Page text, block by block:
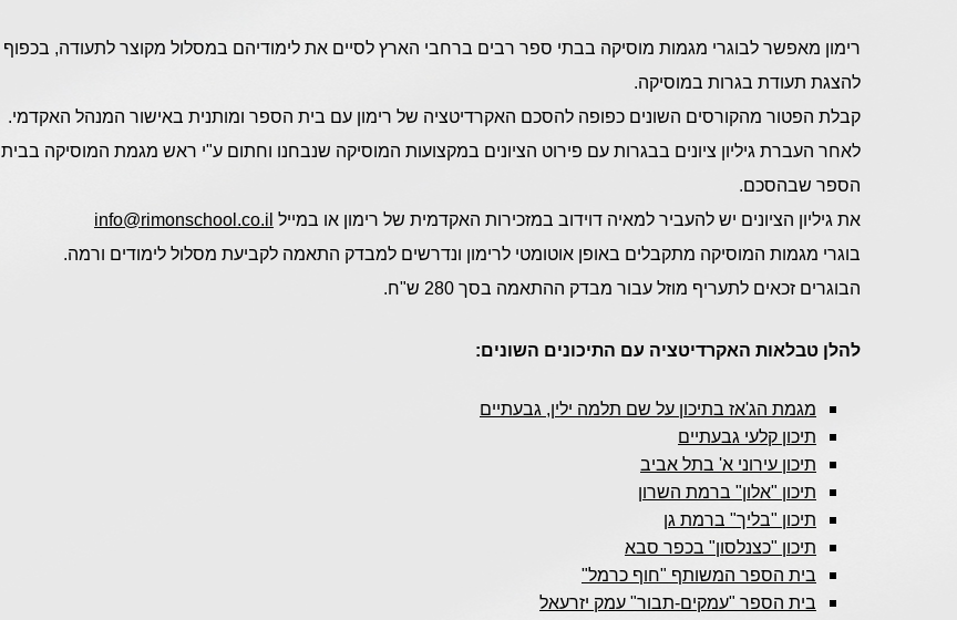
רימון מאפשר לבוגרי מגמות מוסיקה בבתי ספר רבים ברחבי הארץ לסיים את לימודיהם במסלול מקוצר לתעודה, בכפוף
להצגת תעודת בגרות במוסיקה.
קבלת הפטור מהקורסים השונים כפופה להסכם האקרדיטציה של רימון עם בית הספר ומותנית באישור המנהל האקדמי.
לאחר העברת גיליון ציונים בבגרות עם פירוט הציונים במקצועות המוסיקה שנבחנו וחתום ע"י ראש מגמת המוסיקה בבית
הספר שבהסכם.
את גיליון הציונים יש להעביר למאיה דוידוב במזכירות האקדמית של רימון או במייל info@rimonschool.co.il
בוגרי מגמות המוסיקה מתקבלים באופן אוטומטי לרימון ונדרשים למבדק התאמה לקביעת מסלול לימודים ורמה.
הבוגרים זכאים לתעריף מוזל עבור מבדק ההתאמה בסך 280 ש"ח.
להלן טבלאות האקרדיטציה עם התיכונים השונים:
מגמת הג'אז בתיכון על שם תלמה ילין, גבעתיים
תיכון קלעי גבעתיים
תיכון עירוני א' בתל אביב
תיכון "אלון" ברמת השרון
תיכון "בליך" ברמת גן
תיכון "כצנלסון" בכפר סבא
בית הספר המשותף "חוף כרמל"
בית הספר "עמקים-תבור" עמק יזרעאל